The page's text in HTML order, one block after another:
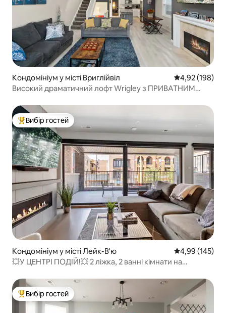
Кондомініум у місті Вриглійвіл Середня
4,92 (198)
Високий драматичний лофт Wrigley з ПРИВАТНИМ
Топ вибір гостей
Вибір гостей
Кондомініум у місті Лейк-В'ю Середня
4,99 (145)
💥У ЦЕНТРІ ПОДІЙ!💥 2 ліжка, 2 ванні кімнати на
Топ вибір гостей
Вибір гостей